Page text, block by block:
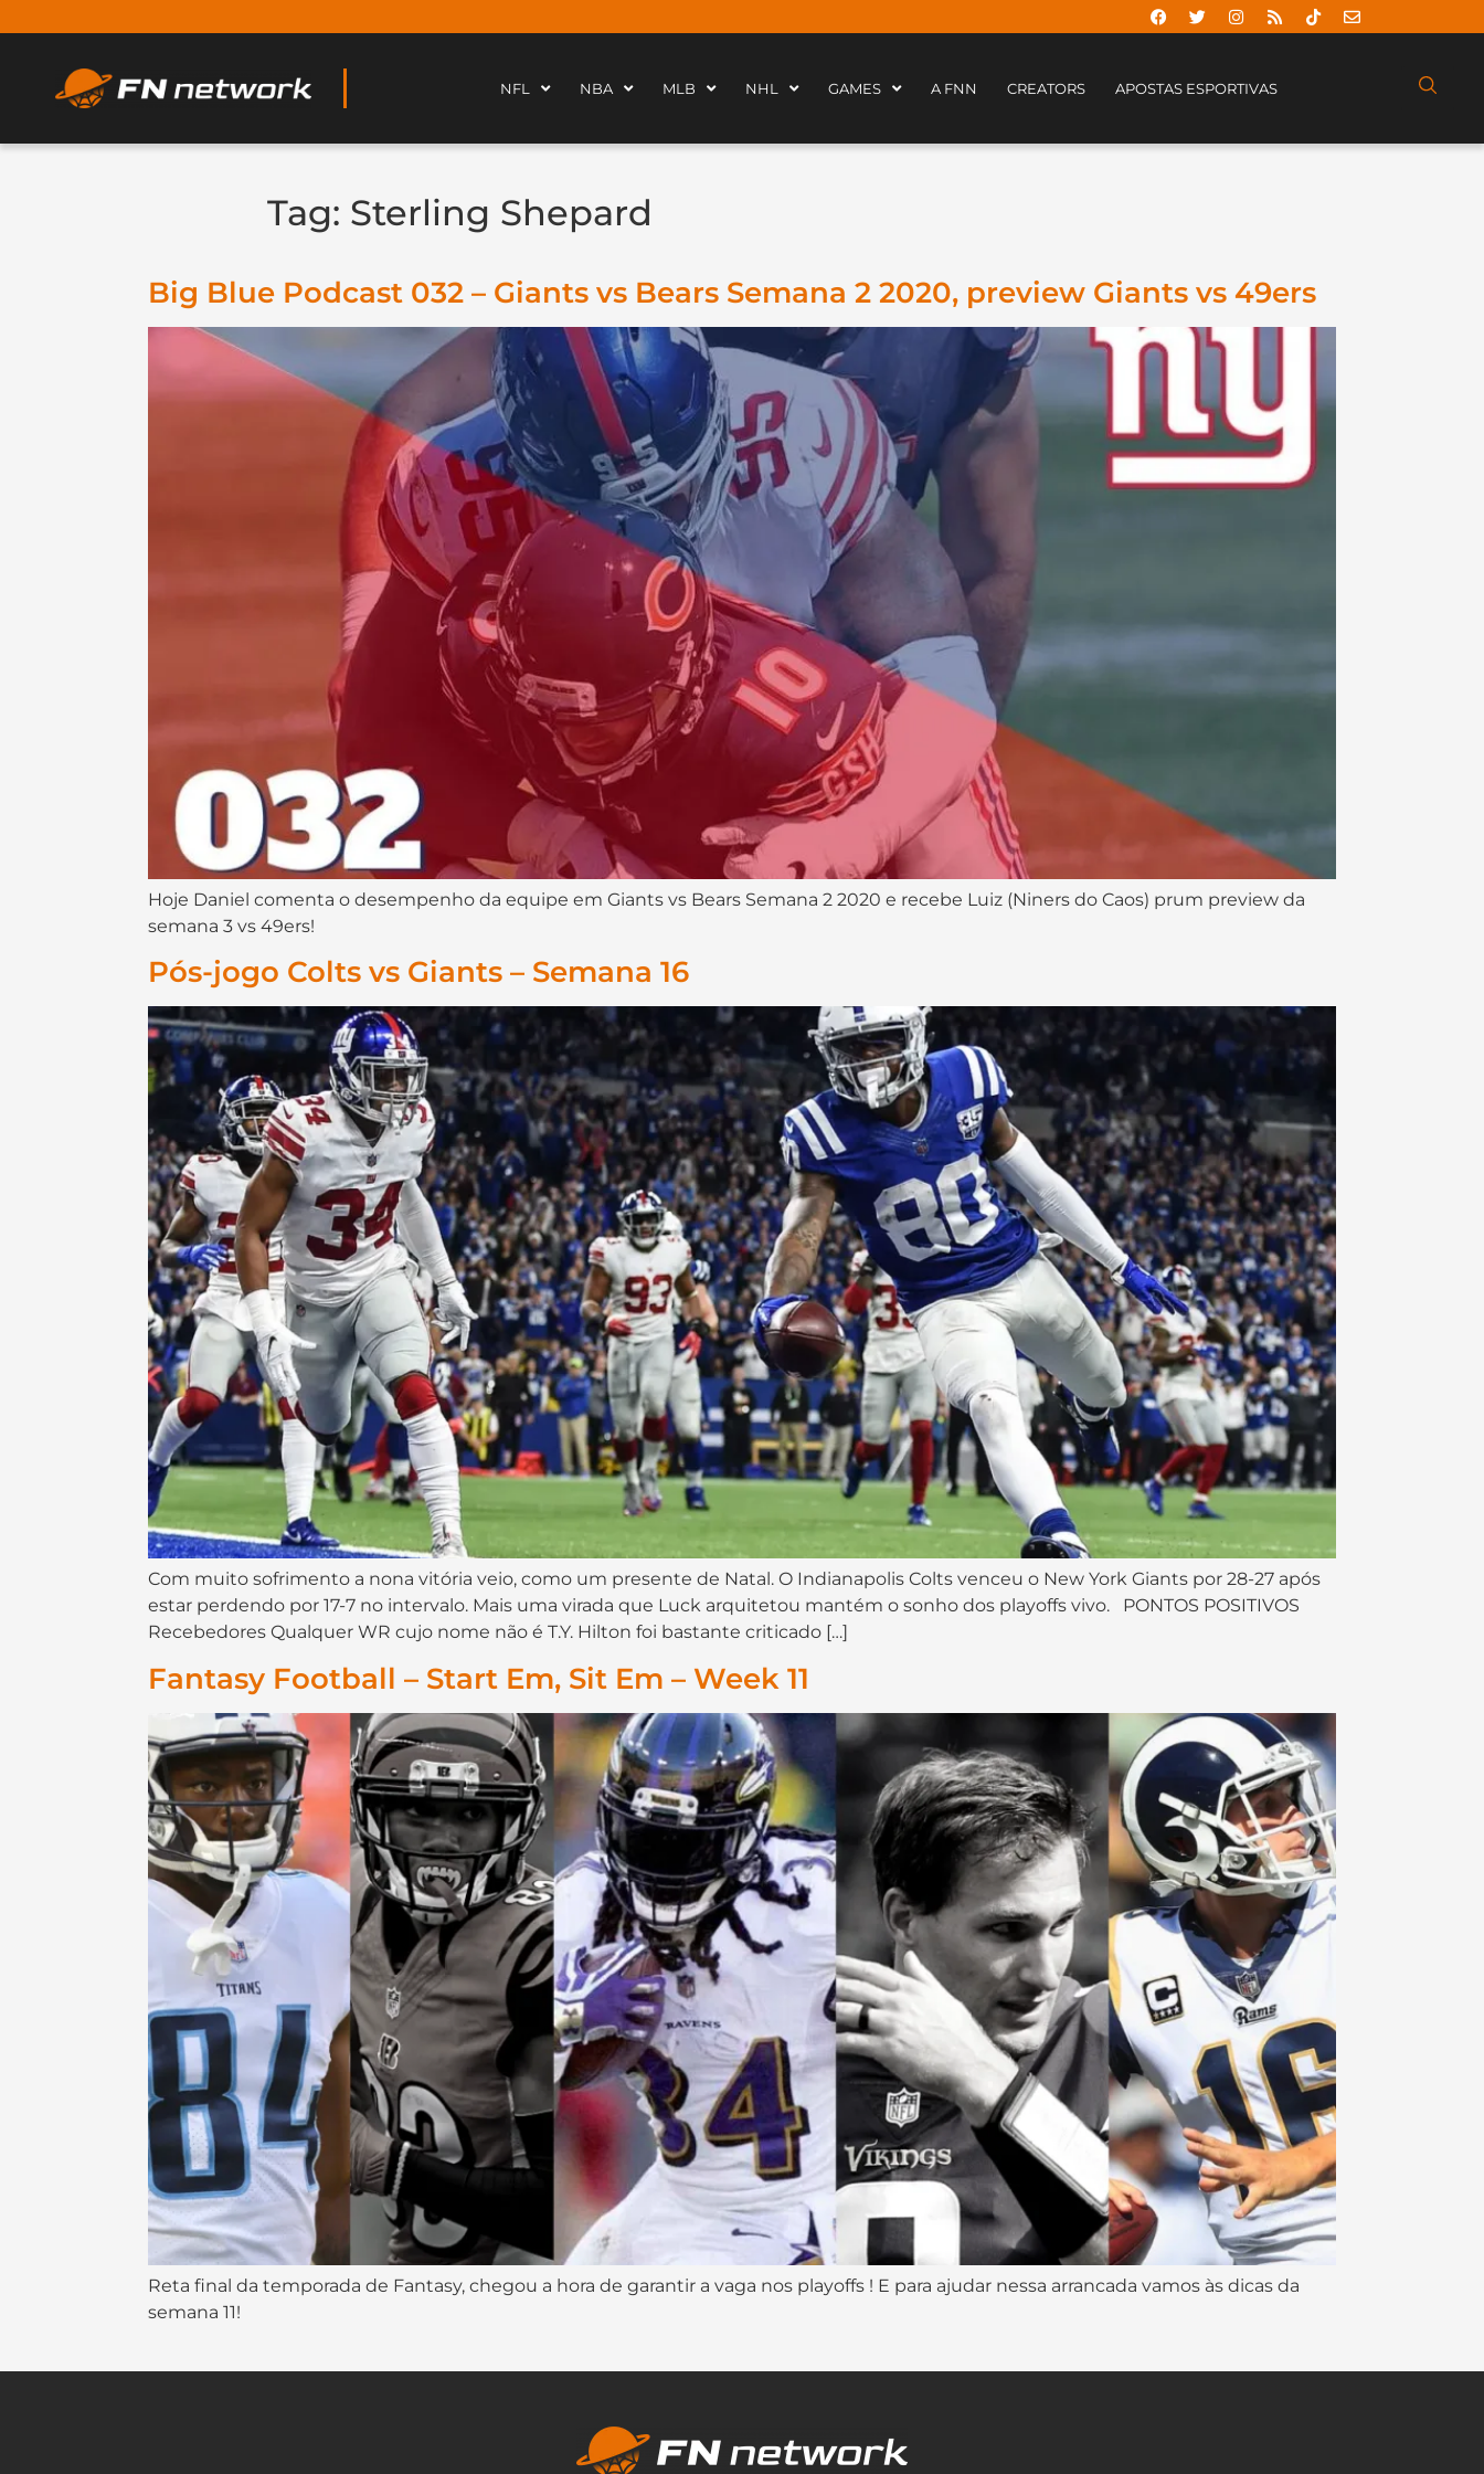
NFL NBA MLB NHL GAMES A FNN CREATORS APOSTAS ESPORTIVAS
Tag: Sterling Shepard
Big Blue Podcast 032 – Giants vs Bears Semana 2 2020, preview Giants vs 49ers
Hoje Daniel comenta o desempenho da equipe em Giants vs Bears Semana 2 2020 e recebe Luiz (Niners do Caos) prum preview da
semana 3 vs 49ers!
Pós-jogo Colts vs Giants – Semana 16
Com muito sofrimento a nona vitória veio, como um presente de Natal. O Indianapolis Colts venceu o New York Giants por 28-27 após
estar perdendo por 17-7 no intervalo. Mais uma virada que Luck arquitetou mantém o sonho dos playoffs vivo. PONTOS POSITIVOS
Recebedores Qualquer WR cujo nome não é T.Y. Hilton foi bastante criticado […]
Fantasy Football – Start Em, Sit Em – Week 11
Reta final da temporada de Fantasy, chegou a hora de garantir a vaga nos playoffs ! E para ajudar nessa arrancada vamos às dicas da
semana 11!